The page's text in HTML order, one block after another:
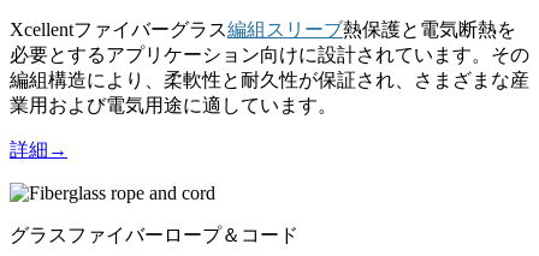
Xcellentファイバーグラス編組スリーブ熱保護と電気断熱を
必要とするアプリケーション向けに設計されています。その
編組構造により、柔軟性と耐久性が保証され、さまざまな産
業用および電気用途に適しています。
詳細→
グラスファイバーロープ＆コード